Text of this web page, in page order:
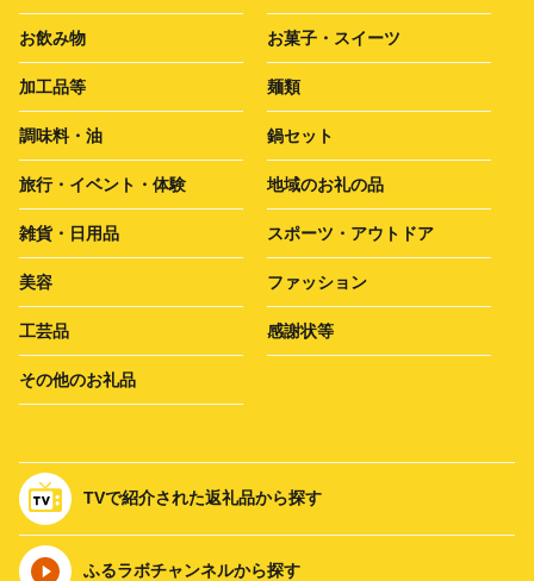
お飲み物 お菓子・スイーツ
加工品等 麺類
調味料・油 鍋セット
旅行・イベント・体験 地域のお礼の品
雑貨・日用品 スポーツ・アウトドア
美容 ファッション
工芸品 感謝状等
その他のお礼品
TVで紹介された返礼品から探す
ふるラボチャンネルから探す